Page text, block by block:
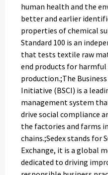
human health and the
better and earlier
properties of chemical
Standard 100 is an
that tests textile raw
end products for
production.;The
Initiative (BSCI) is a
management system
drive social compliance
the factories and farms
chains.;Sedex stands for
Exchange, it is a global
dedicated to driving